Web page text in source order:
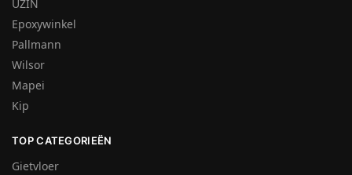
UZIN
Epoxywinkel
Pallmann
Wilsor
Mapei
Kip
TOP CATEGORIEËN
Gietvloer